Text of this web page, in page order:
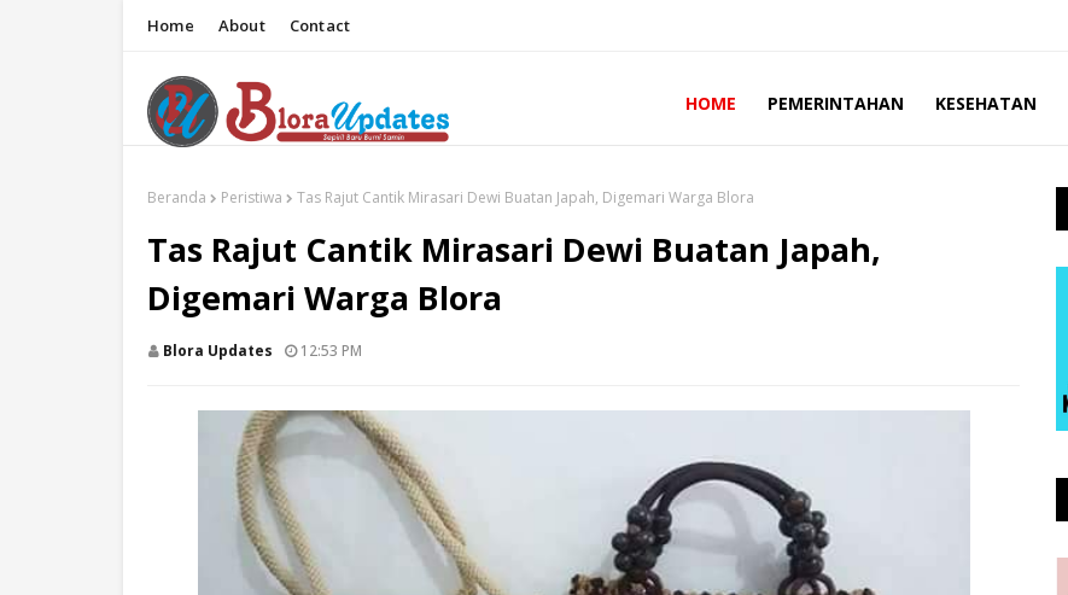
Home About Contact
HOME PEMERINTAHAN KESEHATAN
Beranda Peristiwa Tas Rajut Cantik Mirasari Dewi Buatan Japah, Digemari Warga Blora
Tas Rajut Cantik Mirasari Dewi Buatan Japah,
Digemari Warga Blora
Blora Updates 12:53 PM